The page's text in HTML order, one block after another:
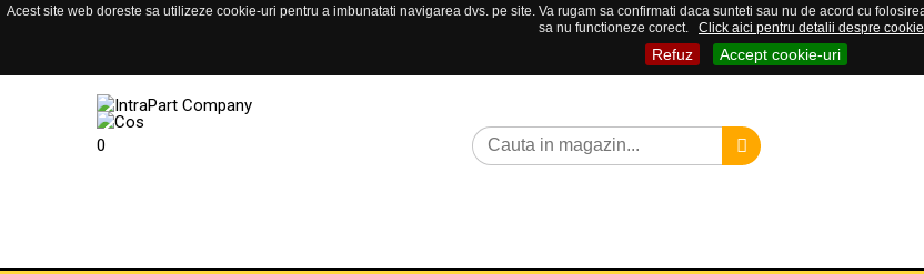
Acest site web doreste sa utilizeze cookie-uri pentru a imbunatati navigarea dvs. pe site. Va rugam sa confirmati daca sunteti sau nu de acord cu
sa nu functioneze corect.
Click aici pentru detalii despre
Refuz Accept cookie-uri
0